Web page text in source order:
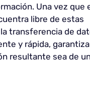
Una vez que
libre de estas
transferencia de
y rápida,
resultante sea de